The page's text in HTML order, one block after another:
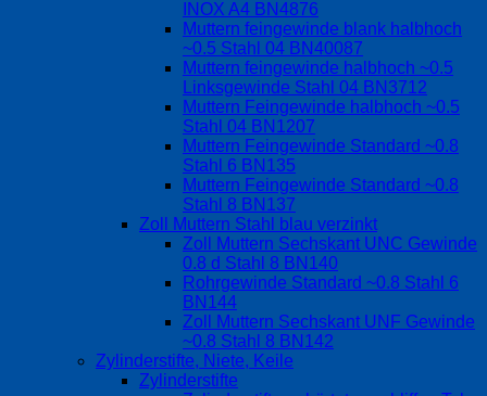
INOX A4 BN4876
Muttern feingewinde blank halbhoch
~0.5 Stahl 04 BN40087
Muttern feingewinde halbhoch ~0.5
Linksgewinde Stahl 04 BN3712
Muttern Feingewinde halbhoch ~0.5
Stahl 04 BN1207
Muttern Feingewinde Standard ~0.8
Stahl 6 BN135
Muttern Feingewinde Standard ~0.8
Stahl 8 BN137
Zoll Muttern Stahl blau verzinkt
Zoll Muttern Sechskant UNC Gewinde
0.8 d Stahl 8 BN140
Rohrgewinde Standard ~0.8 Stahl 6
BN144
Zoll Muttern Sechskant UNF Gewinde
~0.8 Stahl 8 BN142
Zylinderstifte, Niete, Keile
Zylinderstifte